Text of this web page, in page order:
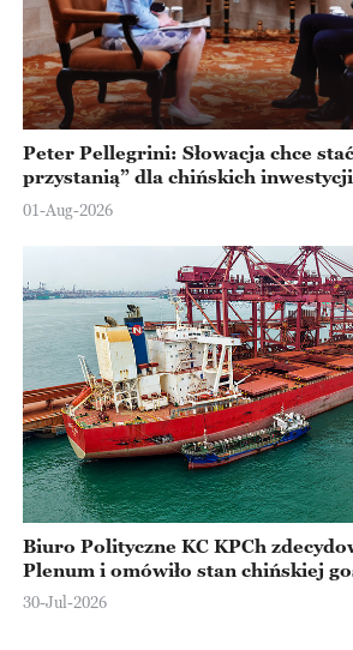
Peter Pellegrini: Słowacja chce
przystanią” dla chińskich
Europejskiej
01-Aug-2026
Biuro Polityczne KC KPCh
Plenum i omówiło stan chińskiej
30-Jul-2026